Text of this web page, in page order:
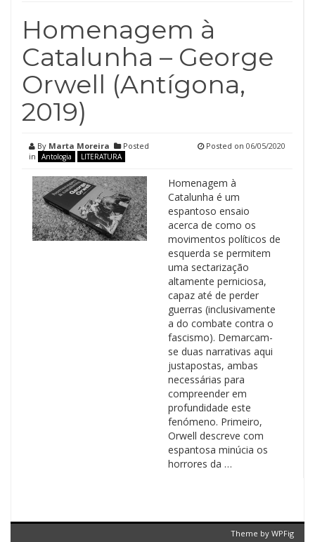
Homenagem à
Catalunha – George
Orwell (Antígona,
2019)
By Marta Moreira
Posted
in
Antologia LITERATURA
Posted on 06/05/2020
Homenagem à
Catalunha é um
espantoso ensaio
acerca de como os
movimentos políticos de
esquerda se permitem
uma sectarização
altamente perniciosa,
capaz até de perder
guerras (inclusivamente
a do combate contra o
fascismo). Demarcam-
se duas narrativas aqui
justapostas, ambas
necessárias para
compreender em
profundidade este
fenómeno. Primeiro,
Orwell descreve com
espantosa minúcia os
horrores da …
Theme by WPFig